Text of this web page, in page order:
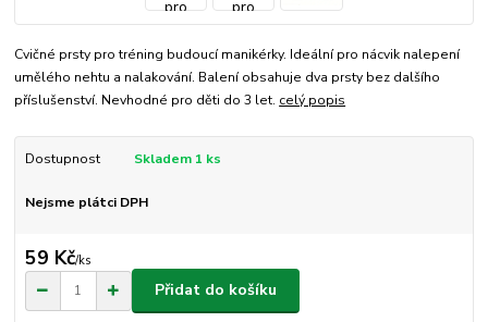
Cvičné prsty pro tréning budoucí manikérky. Ideální pro nácvik nalepení
umělého nehtu a nalakování. Balení obsahuje dva prsty bez dalšího
příslušenství. Nevhodné pro děti do 3 let. celý popis
Dostupnost Skladem 1 ks
Nejsme plátci DPH
59 Kč/ks
Přidat do košíku